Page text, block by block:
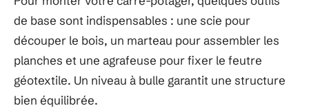
de base sont indispensables : une scie pour
découper le bois, un marteau pour assembler les
planches et une agrafeuse pour fixer le feutre
géotextile. Un niveau à bulle garantit une structure
bien équilibrée.